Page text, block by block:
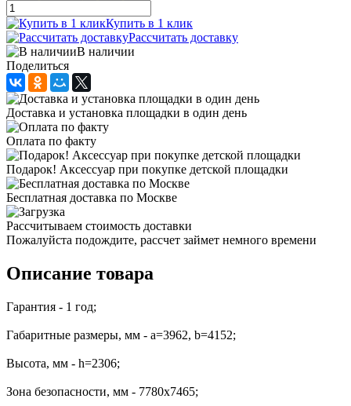
Купить в 1 клик
Рассчитать доставку
В наличии
Поделиться
Доставка и установка площадки в один день
Оплата по факту
Подарок! Аксессуар при покупке детской площадки
Бесплатная доставка по Москве
Рассчитываем стоимость доставки
Пожалуйста подождите, рассчет займет немного времени
Описание товара
Гарантия - 1 год;
Габаритные размеры, мм - a=3962, b=4152;
Высота, мм - h=2306;
Зона безопасности, мм - 7780х7465;